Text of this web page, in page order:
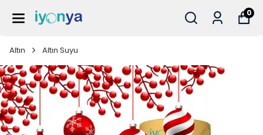
0
Altın Altın Suyu